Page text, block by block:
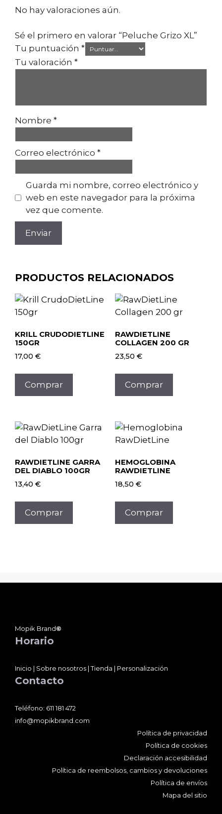
No hay valoraciones aún.
Sé el primero en valorar “Peluche Grizo XL”
Tu puntuación *
Tu valoración *
Nombre *
Correo electrónico *
Guarda mi nombre, correo electrónico y
web en este navegador para la próxima
vez que comente.
PRODUCTOS RELACIONADOS
KRILL CRUDODIETLINE
150GR
17,00 €
Comprar
RAWDIETLINE
COLLAGEN 200 GR
23,50 €
Comprar
RAWDIETLINE GARRA
DEL DIABLO 100GR
13,40 €
Comprar
HEMOGLOBINA
RAWDIETLINE
18,50 €
Comprar
tiene
se
Mopik Brand©
Horario
Inicio | Sobre nosotros |Tienda | Personalización
Contacto
Teléfono: 611 181 472
info@mopikbrand.com
Política de privacidad
Política de cookies
Declaración accesibilidad
Política de reembolsos, cambios y devoluciones
Política de envíos
Mapa del sitio